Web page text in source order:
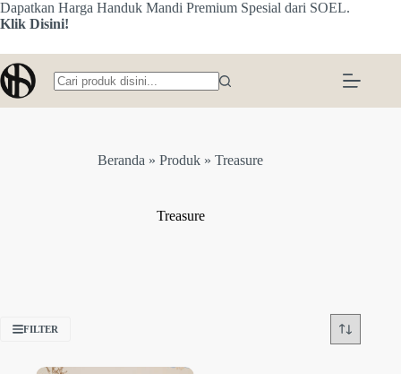
Skip
to
Dapatkan Harga Handuk Mandi Premium Spesial dari SOEL.
Klik Disini!
Beranda »Produk »Treasure
Treasure
FILTER